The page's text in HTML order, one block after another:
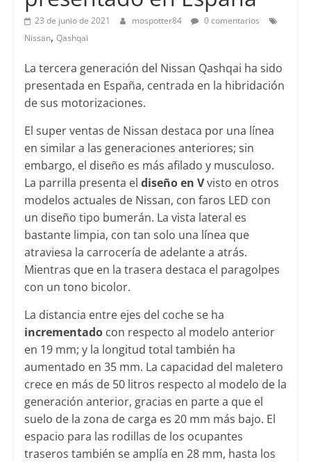
23 de junio de 2021 mospotter84
0 comentarios
Nissan, Qashqai
La tercera generación del Nissan Qashqai ha sido
presentada en España, centrada en la hibridación
de sus motorizaciones.
El super ventas de Nissan destaca por una línea
en similar a las generaciones anteriores; sin
embargo, el diseño es más afilado y musculoso.
La parrilla presenta el diseño en Vvisto en otros
modelos actuales de Nissan, con faros LED con
un diseño tipo bumerán. La vista lateral es
bastante limpia, con tan solo una línea que
atraviesa la carrocería de adelante a atrás.
Mientras que en la trasera destaca el paragolpes
con un tono bicolor.
La distancia entre ejes del coche se ha
incrementadocon respecto al modelo anterior
en 19 mm; y la longitud total también ha
aumentado en 35 mm. La capacidad del maletero
crece en más de 50 litros respecto al modelo de la
generación anterior, gracias en parte a que el
suelo de la zona de carga es 20 mm más bajo. El
espacio para las rodillas de los ocupantes
traseros también se amplía en 28 mm, hasta los